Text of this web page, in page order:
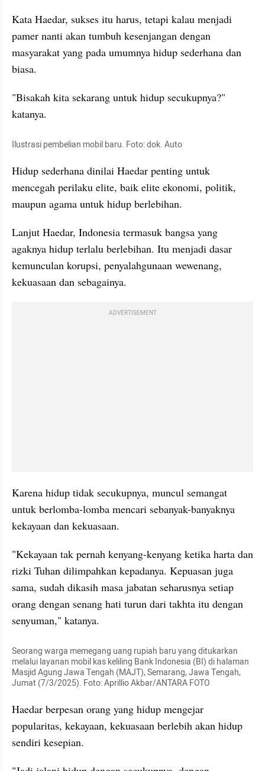
Kata Haedar, sukses itu harus, tetapi kalau menjadi
pamer nanti akan tumbuh kesenjangan dengan
masyarakat yang pada umumnya hidup sederhana dan
biasa.
"Bisakah kita sekarang untuk hidup secukupnya?"
katanya.
Ilustrasi pembelian mobil baru. Foto: dok. Auto
Hidup sederhana dinilai Haedar penting untuk
mencegah perilaku elite, baik elite ekonomi, politik,
maupun agama untuk hidup berlebihan.
Lanjut Haedar, Indonesia termasuk bangsa yang
agaknya hidup terlalu berlebihan. Itu menjadi dasar
kemunculan korupsi, penyalahgunaan wewenang,
kekuasaan dan sebagainya.
ADVERTISEMENT
Karena hidup tidak secukupnya, muncul semangat
untuk berlomba-lomba mencari sebanyak-banyaknya
kekayaan dan kekuasaan.
"Kekayaan tak pernah kenyang-kenyang ketika harta dan
rizki Tuhan dilimpahkan kepadanya. Kepuasan juga
sama, sudah dikasih masa jabatan seharusnya setiap
orang dengan senang hati turun dari takhta itu dengan
senyuman," katanya.
Seorang warga memegang uang rupiah baru yang ditukarkan
melalui layanan mobil kas keliling Bank Indonesia (BI) di halaman
Masjid Agung Jawa Tengah (MAJT), Semarang, Jawa Tengah,
Jumat (7/3/2025). Foto: Aprillio Akbar/ANTARA FOTO
Haedar berpesan orang yang hidup mengejar
popularitas, kekayaan, kekuasaan berlebih akan hidup
sendiri kesepian.